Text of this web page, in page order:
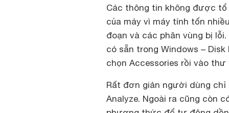
Các thông tin không được
của máy vì máy tính tốn
đoạn và các phân vùng bị
có sẵn trong Windows –
chọn Accessories rồi vào thư
Rất đơn giản người dùng chỉ
Analyze. Ngoài ra cũng còn